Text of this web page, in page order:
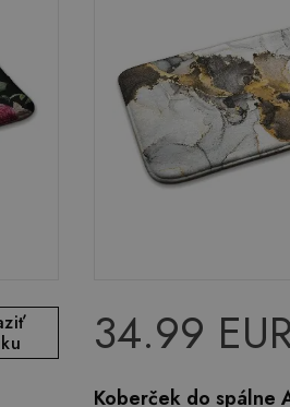
34.99
Koberček do spálne